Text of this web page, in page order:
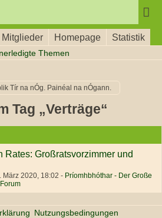
Mitglieder Homepage Statistik
Themen
Tír na nÓg. Painéal na nÓgann.
Tag „Verträge“
Rates: Großratsvorzimmer und
März 2020, 18:02 - Príomhbhóthar - Der Große
Nutzungsbedingungen